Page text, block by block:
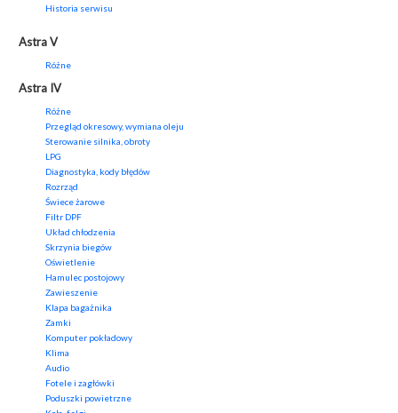
Historia serwisu
Astra V
Różne
Astra IV
Różne
Przegląd okresowy, wymiana oleju
Sterowanie silnika, obroty
LPG
Diagnostyka, kody błędów
Rozrząd
Świece żarowe
Filtr DPF
Układ chłodzenia
Skrzynia biegów
Oświetlenie
Hamulec postojowy
Zawieszenie
Klapa bagażnika
Zamki
Komputer pokładowy
Klima
Audio
Fotele i zagłówki
Poduszki powietrzne